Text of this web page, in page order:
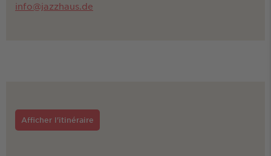
info@jazzhaus.de
Afficher l'itinéraire